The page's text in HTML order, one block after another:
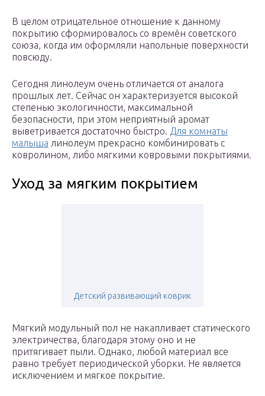
В целом отрицательное отношение к данному
покрытию сформировалось со времён советского
союза, когда им оформляли напольные поверхности
повсюду.
Сегодня линолеум очень отличается от аналога
прошлых лет. Сейчас он характеризуется высокой
степенью экологичности, максимальной
безопасности, при этом неприятный аромат
выветривается достаточно быстро. Для комнаты
малыша линолеум прекрасно комбинировать с
ковролином, либо мягкими ковровыми покрытиями.
Уход за мягким покрытием
Детский развивающий коврик
Мягкий модульный пол не накапливает статического
электричества, благодаря этому оно и не
притягивает пыли. Однако, любой материал все
равно требует периодической уборки. Не является
исключением и мягкое покрытие.